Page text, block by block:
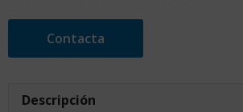
Contacta
Descripción